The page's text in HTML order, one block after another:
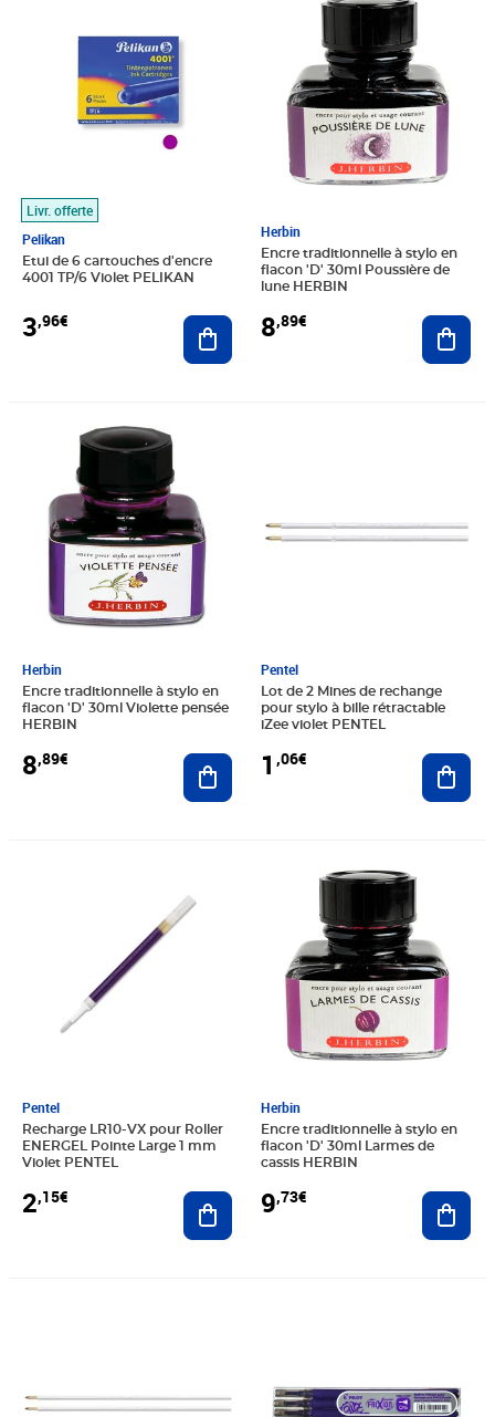
Livr. offerte
Pelikan
Etui de 6 cartouches d'encre
4001 TP/6 Violet PELIKAN
3,96€ Ajouter au panier
Herbin
Encre traditionnelle à stylo en
flacon 'D' 30ml Poussière de
lune HERBIN
8,89€
Herbin
Encre traditionnelle à stylo en
flacon 'D' 30ml Violette pensée
HERBIN
8,89€
Prix 8,89€
Ajouter au panier
Pentel
Lot de 2 Mines de rechange
pour stylo à bille rétractable
iZee violet PENTEL
1 ,06€
Pentel
Recharge LR10-VX pour Roller
ENERGEL Pointe Large 1 mm
Violet PENTEL
2,15€ Ajouter au panier
Herbin
Encre traditionnelle à stylo en
flacon 'D' 30ml Larmes de
cassis HERBIN
9,73€
Prix 9,73€